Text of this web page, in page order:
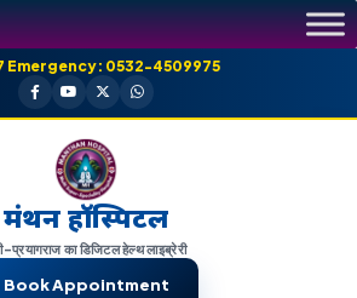
Emergency: 0532-4509975
मंथन हॉस्पिटल
प्रयागराज का डिजिटल हेल्थ लाइब्रेरी
Book Appointment